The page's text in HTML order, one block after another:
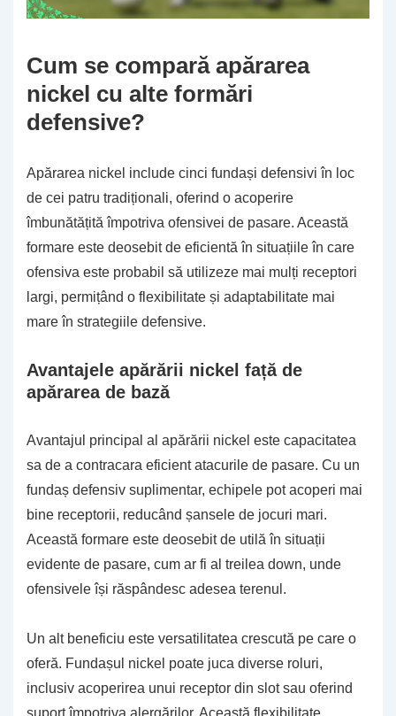
Cum se compară apărarea
nickel cu alte formări
defensive?
Apărarea nickel include cinci fundași defensivi în loc
de cei patru tradiționali, oferind o acoperire
îmbunătățită împotriva ofensivei de pasare. Această
formare este deosebit de eficientă în situațiile în care
ofensiva este probabil să utilizeze mai mulți receptori
largi, permițând o flexibilitate și adaptabilitate mai
mare în strategiile defensive.
Avantajele apărării nickel față de
apărarea de bază
Avantajul principal al apărării nickel este capacitatea
sa de a contracara eficient atacurile de pasare. Cu un
fundaș defensiv suplimentar, echipele pot acoperi mai
bine receptorii, reducând șansele de jocuri mari.
Această formare este deosebit de utilă în situații
evidente de pasare, cum ar fi al treilea down, unde
ofensivele își răspândesc adesea terenul.
Un alt beneficiu este versatilitatea crescută pe care o
oferă. Fundașul nickel poate juca diverse roluri,
inclusiv acoperirea unui receptor din slot sau oferind
suport împotriva alergărilor. Această flexibilitate